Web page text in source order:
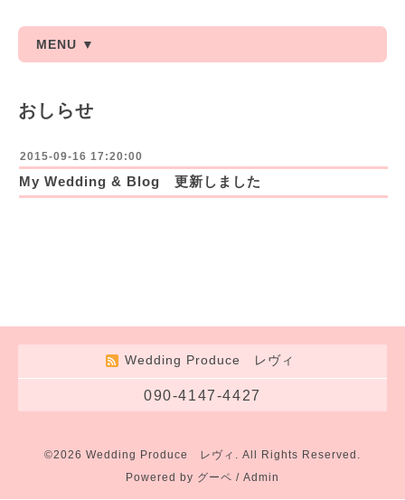
MENU ▼
おしらせ
2015-09-16 17:20:00
My Wedding & Blog 更新しました
Wedding Produce レヴィ
090-4147-4427
©2026 Wedding Produce レヴィ . All Rights Reserved.
Powered by グーペ / Admin